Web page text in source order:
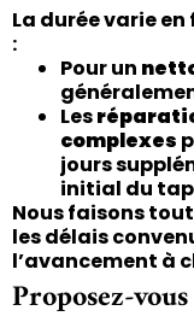
La durée varie
:
Pour un
Les
complexes
jours
initial du
Nous faisons
les délais
l’avancement à
Proposez-